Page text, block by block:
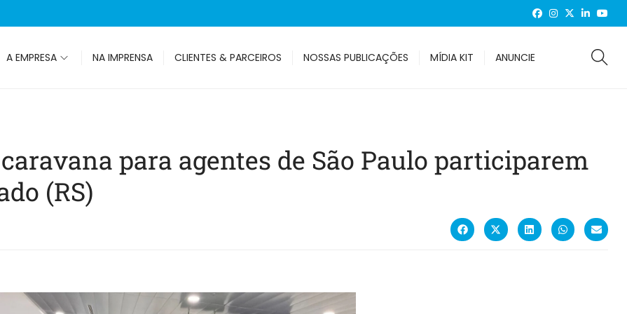
A EMPRESA NA IMPRENSA CLIENTES & PARCEIROS NOSSAS PUBLICAÇÕES MÍDIA KIT ANUNCIE
para agentes de São Paulo participarem
(RS)